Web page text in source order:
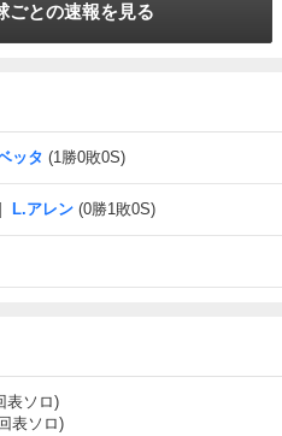
ごとの速報を見る
ッタ (1勝0敗0S)
L.アレン (0勝1敗0S)
表ソロ)
表ソロ)